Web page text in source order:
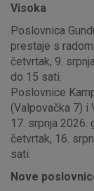
Visoka
Poslovnica
prestaje s
četvrtak, 9.
do 15 sati.
Poslovnice
(Valpovačka 7) i
17. srpnja 2026.
četvrtak, 16.
sati.
Nove